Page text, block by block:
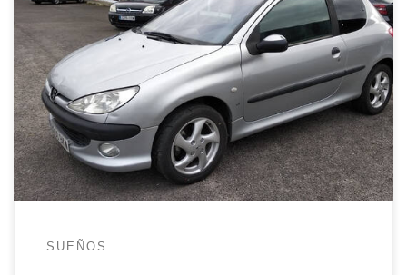
Hoy ha tocado despedirse de Leoncio
definitivamente porque a mediodía el hermanín y
mi padre lo han llevado al desguace. Si
despedirme del Cinco me llevó un fin de semana
completo, esta despedida ha sido amarga, triste,
remota y breve. No sé si pedirle al hermanín que
se despida de […]
SUEÑOS